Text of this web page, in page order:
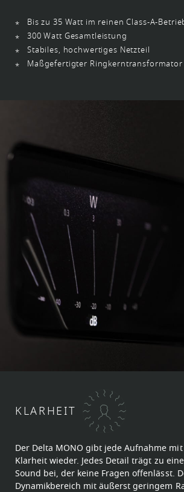
Bis zu 35 Watt im reinen Class-A-
300 Watt Gesamtleistung
Stabiles, hochwertiges Netzteil
Maßgefertigter Ringkerntransformator
KLARHEIT
Der Delta MONO gibt jede Aufnahme
Klarheit wieder. Jedes Detail trägt zu
Sound bei, der keine Fragen offenlässt.
Dynamikbereich mit äußerst geringem